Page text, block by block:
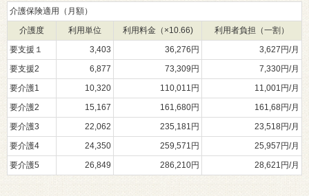
介護保険適用（月額）
介護度
利用単位 利用料金（×10.66)
利用者負担（一割）
要支援１
3,403 36,276円
3,627円/月
要支援2
6,877 73,309円
7,330円/月
要介護1
10,320 110,011円
11,001円/月
要介護2
15,167 161,680円
161,68円/月
要介護3
22,062 235,181円
23,518円/月
要介護4
24,350 259,571円
25,957円/月
要介護5
26,849 286,210円 28,621円/月